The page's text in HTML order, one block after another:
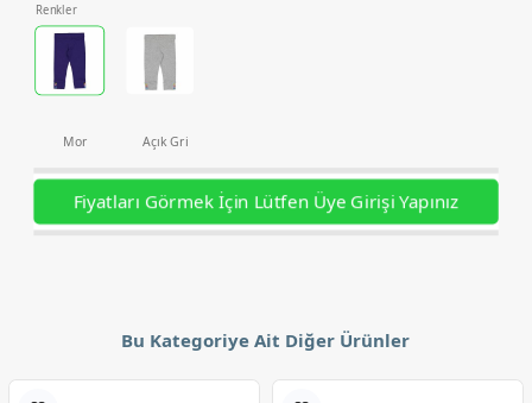
Renkler
Mor Açık Gri
Fiyatları Görmek İçin Lütfen Üye Girişi Yapınız
Bu Kategoriye Ait Diğer Ürünler